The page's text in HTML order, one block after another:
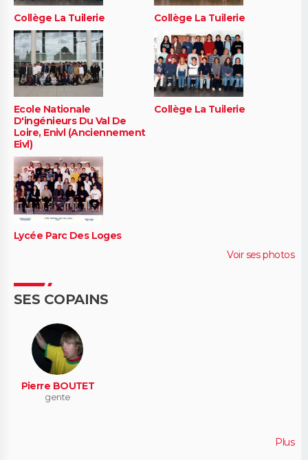
Collège La Tuilerie Collège La Tuilerie
Ecole Nationale
D'ingénieurs Du Val De
Loire, Enivl (Anciennement
Eivl)
Collège La Tuilerie
Lycée Parc Des Loges
Voir ses photos
SES COPAINS
Pierre BOUTET
gente
Plus